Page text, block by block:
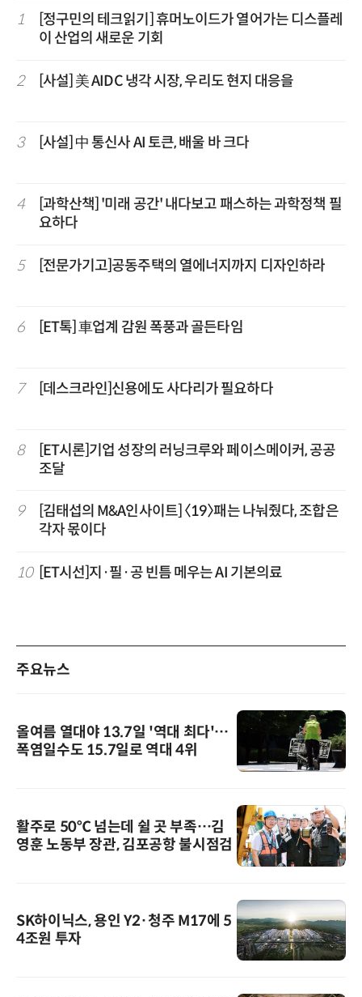
1
[정구민의 테크읽기] 휴머노이드가 열어가는 디스플레
이 산업의 새로운 기회
2 [사설] 美 AIDC 냉각 시장, 우리도 현지 대응을
3 [사설] 中 통신사 AI 토큰, 배울 바 크다
4
[과학산책] '미래 공간' 내다보고 패스하는 과학정책 필
요하다
5 [전문가기고]공동주택의 열에너지까지 디자인하라
6 [ET톡] 車업계 감원 폭풍과 골든타임
7 [데스크라인]신용에도 사다리가 필요하다
8
[ET시론]기업 성장의 러닝크루와 페이스메이커, 공공
조달
9
[김태섭의 M&A인사이트] 〈19〉패는 나눠줬다, 조합은
각자 몫이다
10 [ET시선]지·필·공 빈틈 메우는 AI 기본의료
주요뉴스
올여름 열대야 13.7일 '역대 최다'…
폭염일수도 15.7일로 역대 4위
활주로 50℃ 넘는데 쉴 곳 부족…김
영훈 노동부 장관, 김포공항 불시점검
SK하이닉스, 용인 Y2·청주 M17에 5
4조원 투자